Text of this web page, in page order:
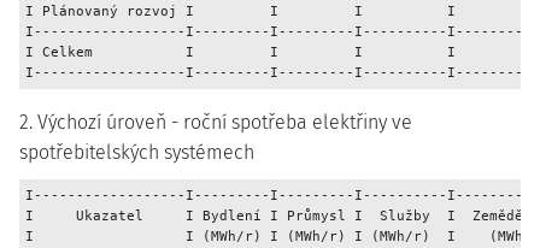
I Plánovaný rozvoj I         I         I          I
I------------------I---------I---------I----------
I Celkem           I         I         I          I
2. Výchozí úroveň - roční spotřeba elektřiny ve
spotřebitelských systémech
I------------------I---------I---------I----------
I     Ukazatel     I Bydlení I Průmysl I  Služby  I
I                  I (MWh/r) I (MWh/r) I (MWh/r)  I